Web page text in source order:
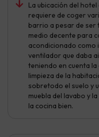
La ubicación del
requiere de coger
barrio a pesar de ser
medio decente para
acondicionado como
ventilador que daba
teniendo en cuenta la
limpieza de la
sobretodo el suelo y
muebla del lavabo y
la cocina bien.